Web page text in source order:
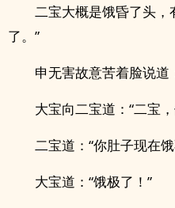
二宝大概是饿昏了头，
了。”
申无害故意苦着脸说道
大宝向二宝道：“二宝
二宝道：“你肚子现在
大宝道：“饿极了！”